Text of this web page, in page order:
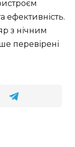
ефективність.
з нічним
перевірені